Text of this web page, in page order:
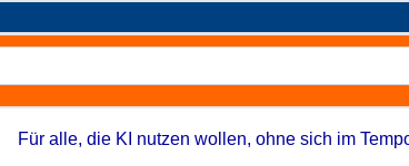
Für alle, die KI nutzen wollen, ohne sich im